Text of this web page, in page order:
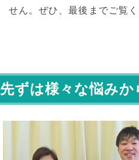
せん。ぜひ、最後までご覧く
先ずは様々な悩み